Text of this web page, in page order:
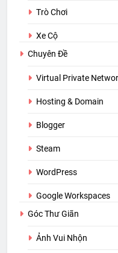
Trò Chơi
Xe Cộ
Chuyên Đề
Virtual Private
Hosting & Domain
Blogger
Steam
WordPress
Google Workspaces
Góc Thư Giãn
Ảnh Vui Nhộn